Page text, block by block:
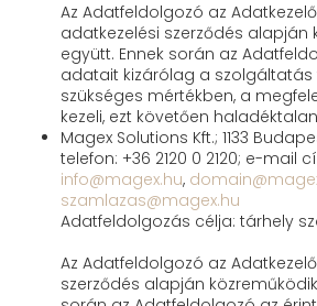
Az Adatfeldolgozó az
adatkezelési szerződés alapján
együtt. Ennek során az
adatait kizárólag a szolgáltatás
szükséges mértékben, a
kezeli, ezt követően
Magex Solutions Kft.; 1133
telefon: +36 2120 0 2120; e-mail
info@magex.hu,
szamlazas@magex.hu
Adatfeldolgozás célja: tárhely
Az Adatfeldolgozó az
szerződés alapján